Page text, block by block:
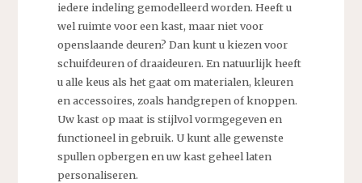
iedere indeling gemodelleerd worden. Heeft u
wel ruimte voor een kast, maar niet voor
openslaande deuren? Dan kunt u kiezen voor
schuifdeuren of draaideuren. En natuurlijk heeft
u alle keus als het gaat om materialen, kleuren
en accessoires, zoals handgrepen of knoppen.
Uw kast op maat is stijlvol vormgegeven en
functioneel in gebruik. U kunt alle gewenste
spullen opbergen en uw kast geheel laten
personaliseren.